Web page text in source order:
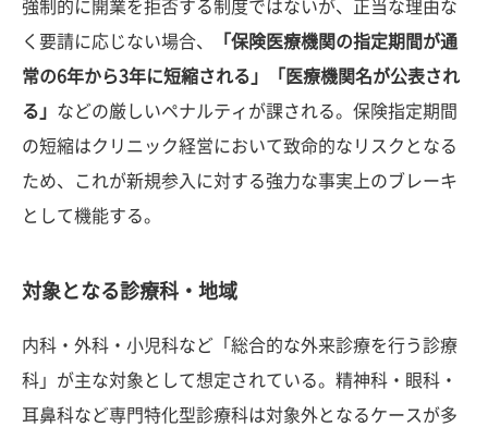
強制的に開業を拒否する制度ではないが、正当な理由な
く要請に応じない場合、
「保険医療機関の指定期間が通
常の6年から3年に短縮される」「医療機関名が公表され
る」 などの厳しいペナルティが課される。保険指定期間
の短縮はクリニック経営において致命的なリスクとなる
ため、これが新規参入に対する強力な事実上のブレーキ
として機能する。
対象となる診療科・地域
内科・外科・小児科など「総合的な外来診療を行う診療
科」が主な対象として想定されている。精神科・眼科・
耳鼻科など専門特化型診療科は対象外となるケースが多